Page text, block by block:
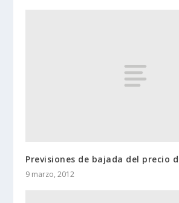
Previsiones de bajada del precio
9 marzo, 2012